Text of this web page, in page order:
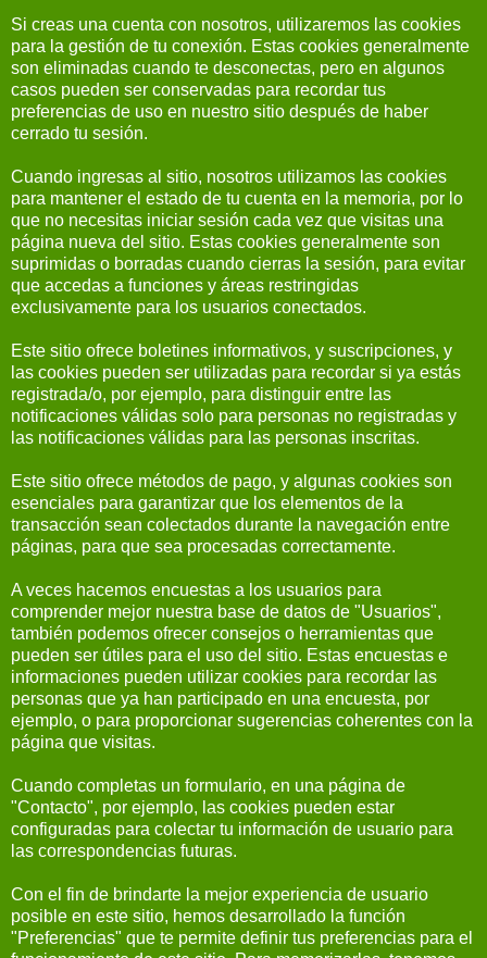
Si creas una cuenta con nosotros, utilizaremos las cookies
para la gestión de tu conexión. Estas cookies generalmente
son eliminadas cuando te desconectas, pero en algunos
casos pueden ser conservadas para recordar tus
preferencias de uso en nuestro sitio después de haber
cerrado tu sesión.
Cuando ingresas al sitio, nosotros utilizamos las cookies
para mantener el estado de tu cuenta en la memoria, por lo
que no necesitas iniciar sesión cada vez que visitas una
página nueva del sitio. Estas cookies generalmente son
suprimidas o borradas cuando cierras la sesión, para evitar
que accedas a funciones y áreas restringidas
exclusivamente para los usuarios conectados.
Este sitio ofrece boletines informativos, y suscripciones, y
las cookies pueden ser utilizadas para recordar si ya estás
registrada/o, por ejemplo, para distinguir entre las
notificaciones válidas solo para personas no registradas y
las notificaciones válidas para las personas inscritas.
Este sitio ofrece métodos de pago, y algunas cookies son
esenciales para garantizar que los elementos de la
transacción sean colectados durante la navegación entre
páginas, para que sea procesadas correctamente.
A veces hacemos encuestas a los usuarios para
comprender mejor nuestra base de datos de "Usuarios",
también podemos ofrecer consejos o herramientas que
pueden ser útiles para el uso del sitio. Estas encuestas e
informaciones pueden utilizar cookies para recordar las
personas que ya han participado en una encuesta, por
ejemplo, o para proporcionar sugerencias coherentes con la
página que visitas.
Cuando completas un formulario, en una página de
"Contacto", por ejemplo, las cookies pueden estar
configuradas para colectar tu información de usuario para
las correspondencias futuras.
Con el fin de brindarte la mejor experiencia de usuario
posible en este sitio, hemos desarrollado la función
"Preferencias" que te permite definir tus preferencias para el